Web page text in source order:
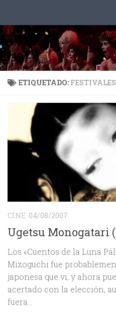
ETIQUETADO: FESTIVALES
CINE 04/08/2007
Ugetsu Monogatari
Los «Cuentos de la Luna
Mizoguchi fue
japonesa que vi, y ahora
acertado con la elección,
fuera...